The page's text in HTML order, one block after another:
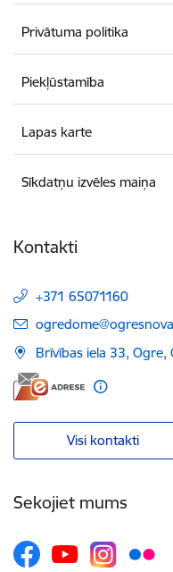
Privātuma politika
Piekļūstamība
Lapas karte
Sīkdatņu izvēles maiņa
Kontakti
+371 65071160
E-pasts:
Brīvības iela 33, Ogre,
Visi kontakti
Sekojiet mums